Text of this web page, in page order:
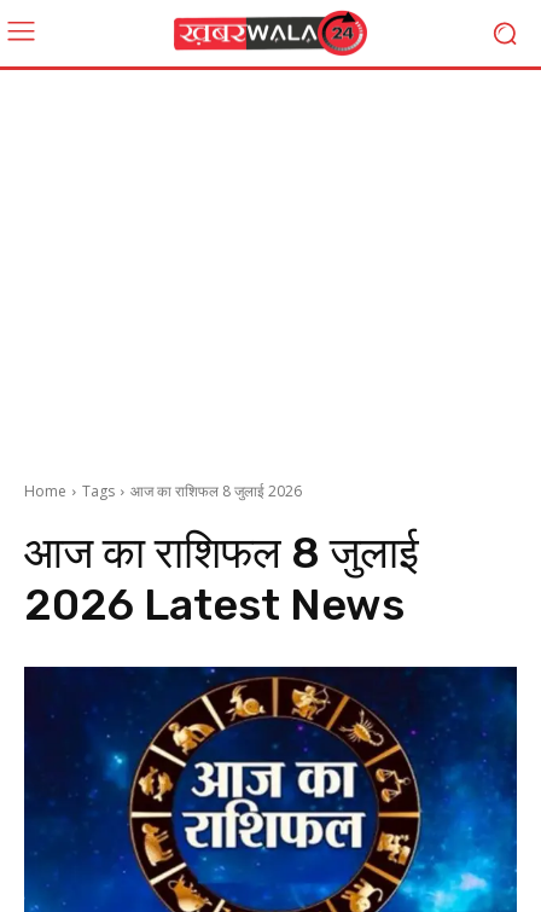
Home Tags आज का राशिफल 8 जुलाई 2026
आज का राशिफल 8 जुलाई
2026 Latest News